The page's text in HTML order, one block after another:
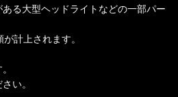
る大型ヘッドライトなどの一部パー
計上されます。
い。